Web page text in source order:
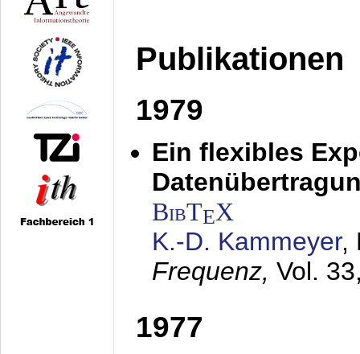
Publikationen
1979
Ein flexibles
BibTEX
K.-D. Kammeyer,
Frequenz, Vol.
1977